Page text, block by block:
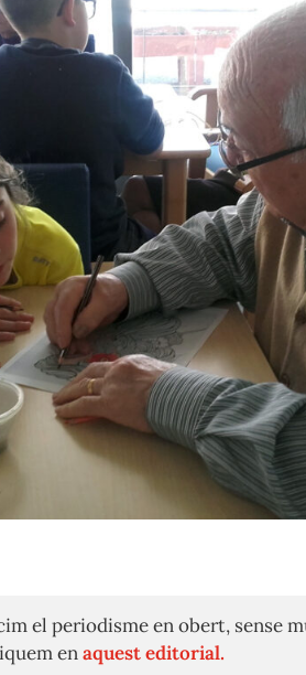
el periodisme en obert, sense
enaquest editorial.